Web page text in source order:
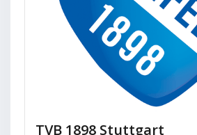
TVB 1898 Stuttgart